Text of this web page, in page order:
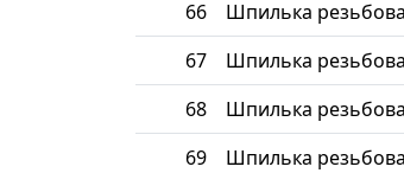
66 Шпилька
67 Шпилька
68 Шпилька
69 Шпилька